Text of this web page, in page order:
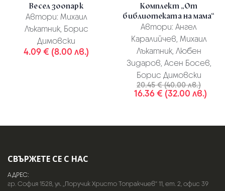
Весел зоопарк
Автори: Михаил
Лъкатник, Борис
Димовски
4.09 € (8.00 лв.)
Комплект „От
библиотеката на мама“
Автори: Ангел
Каралийчев, Михаил
Лъкатник, Любен
Зидаров, Асен Босев,
Борис Димовски
20.45 € (40.00 лв.)
16.36 € (32.00 лв.)
СВЪРЖЕТЕ СЕ С НАС
АДРЕС:
гр. София 1528, ул. „Поручик Христо Топракчиев“ 11, ет. 2, офис 39